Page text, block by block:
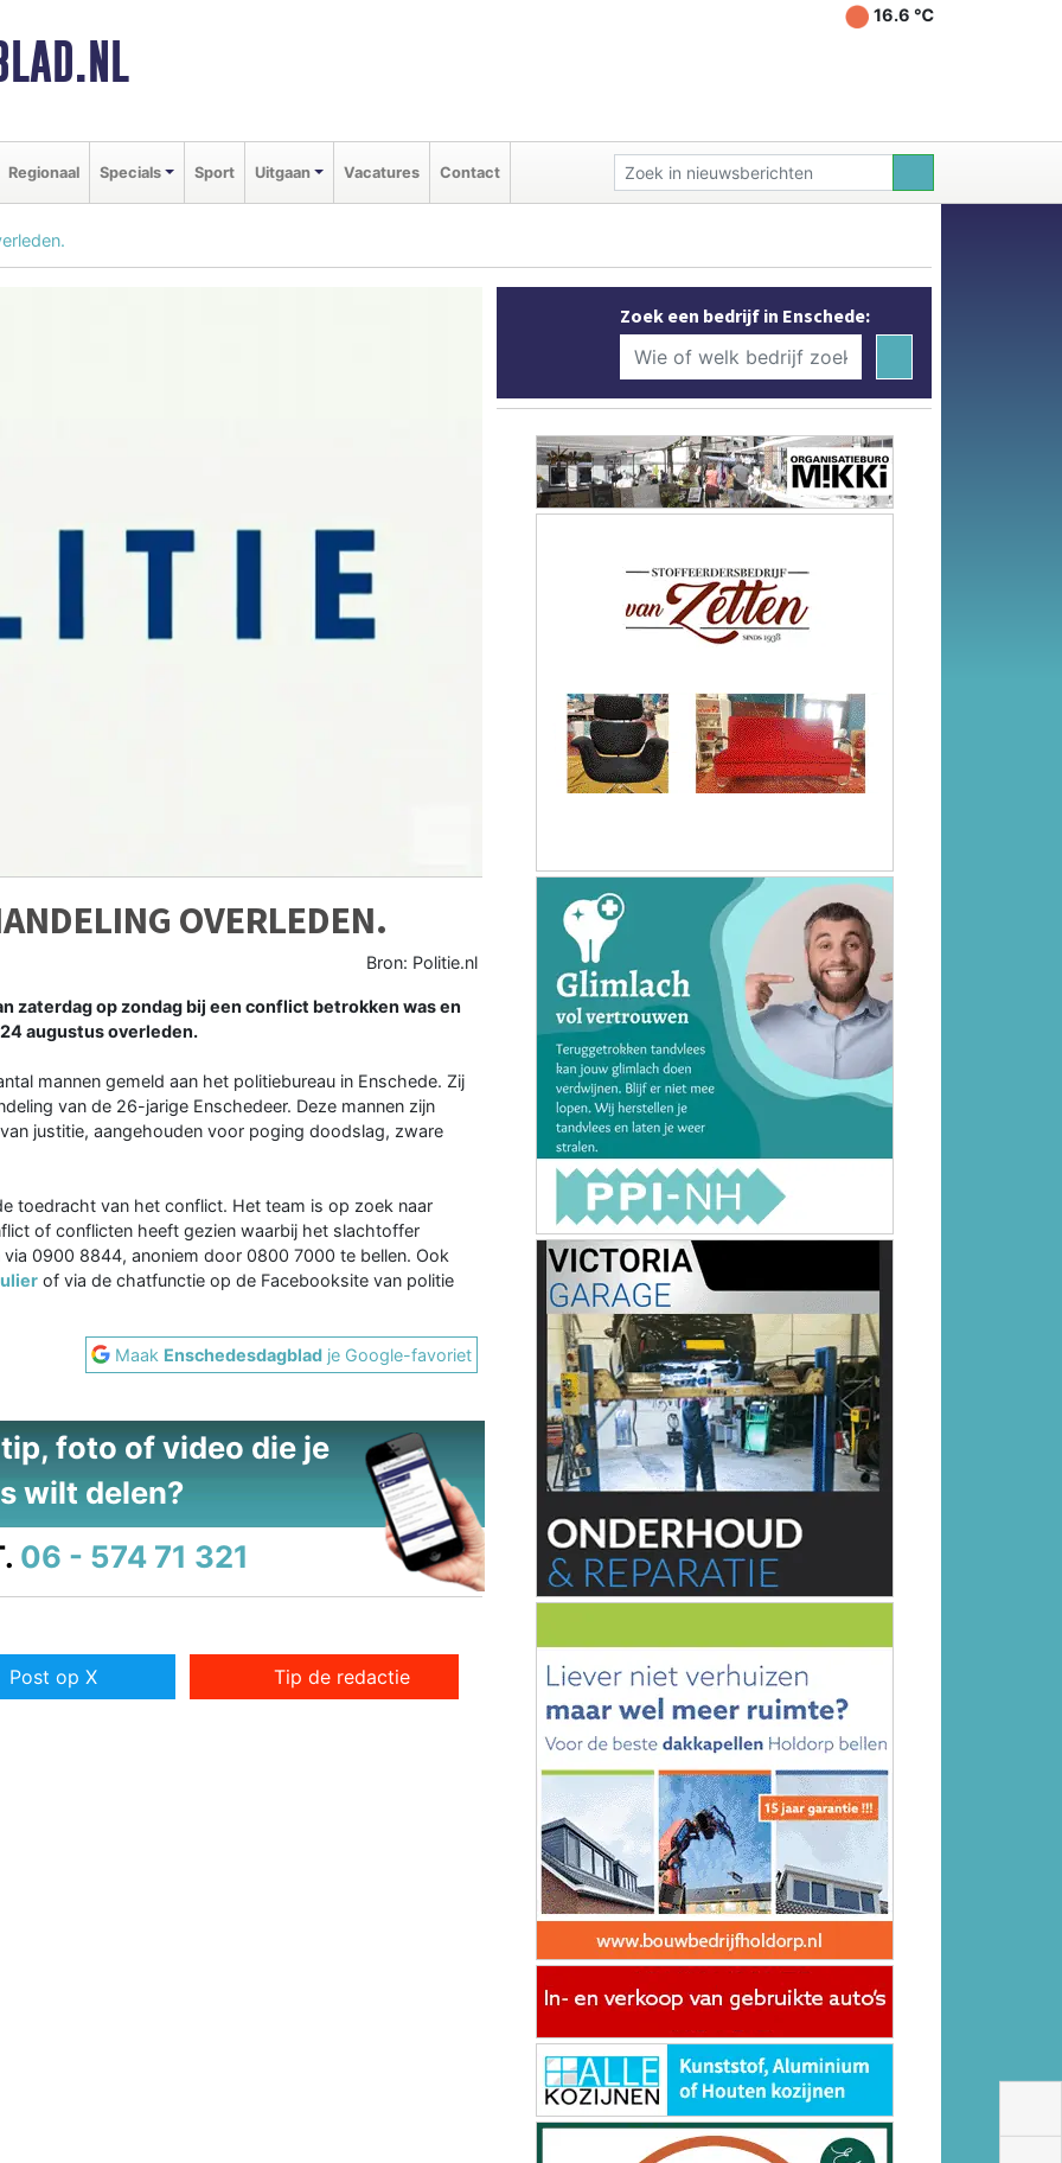
16.6 ℃
Regionaal Specials Sport Uitgaan Vacatures Contact
OVERLEDEN.
Bron: Politie.nl
zaterdag op zondag bij een conflict betrokken was en
augustus overleden.
mannen gemeld aan het politiebureau in Enschede. Zij
van de 26-jarige Enschedeer. Deze mannen zijn
justitie, aangehouden voor poging doodslag, zware
toedracht van het conflict. Het team is op zoek naar
of conflicten heeft gezien waarbij het slachtoffer
0900 8844, anoniem door 0800 7000 te bellen. Ook
of via de chatfunctie op de Facebooksite van politie
Maak Enschedesdagblad je Google-favoriet
foto of video die je
wilt delen?
06 - 574 71 321
Post op X Tip de redactie
Zoek een bedrijf in Enschede: